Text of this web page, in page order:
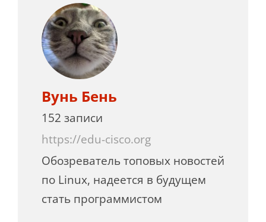
Вунь Бень
152 записи
https://edu-cisco.org
Обозреватель топовых новостей
по Linux, надеется в будущем
стать программистом